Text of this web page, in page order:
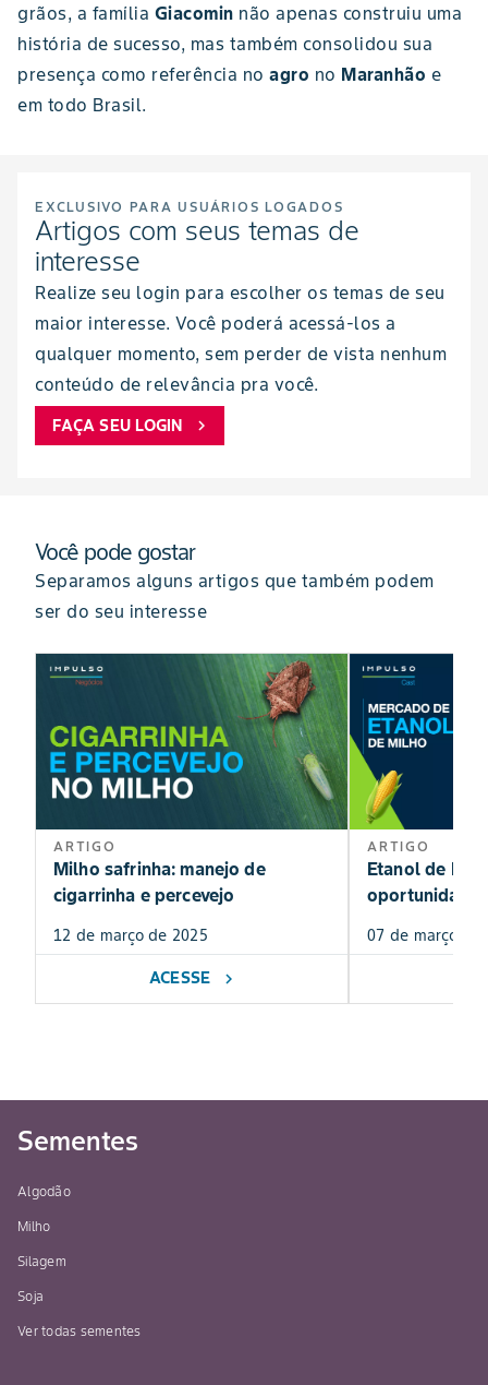
grãos, a família Giacomin não apenas construiu uma
história de sucesso, mas também consolidou sua
presença como referência no agro no Maranhão e
em todo Brasil.
EXCLUSIVO PARA USUÁRIOS LOGADOS
Artigos com seus temas de
interesse
Realize seu login para escolher os temas de seu
maior interesse. Você poderá acessá-los a
qualquer momento, sem perder de vista nenhum
conteúdo de relevância pra você.
FAÇA SEU LOGIN chevron_right
Você pode gostar
Separamos alguns artigos que também podem
ser do seu interesse
ARTIGO
Milho safrinha: manejo de
cigarrinha e percevejo
12 de março de 2025
ACESSE chevron_right
ARTIGO
Etanol de
oportunidades
07 de março de
Sementes
Algodão
Milho
Silagem
Soja
Ver todas sementes